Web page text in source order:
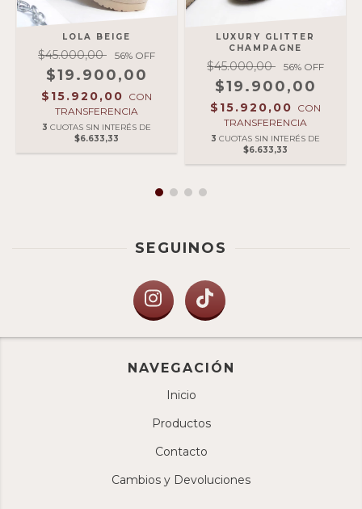
LOLA BEIGE
$45.000,00 56% OFF
$19.900,00
$15.920,00 CON
TRANSFERENCIA
3 CUOTAS SIN INTERÉS DE
$6.633,33
LUXURY GLITTER
CHAMPAGNE
$45.000,00 56% OFF
$19.900,00
$15.920,00 CON
TRANSFERENCIA
3 CUOTAS SIN INTERÉS DE
$6.633,33
SEGUINOS
NAVEGACIÓN
Inicio
Productos
Contacto
Cambios y Devoluciones